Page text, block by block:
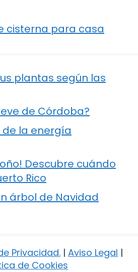
cisterna para casa
plantas según las
de Córdoba?
de la energía
Descubre cuándo
Rico
árbol de Navidad
Privacidad. | Aviso Legal |
de Cookies